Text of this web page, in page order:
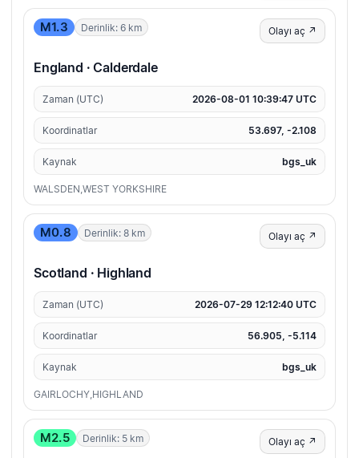
M1.3 Derinlik: 6 km Olayı aç ↗
England · Calderdale
Zaman (UTC) 2026-08-01 10:39:47 UTC
Koordinatlar 53.697, -2.108
Kaynak bgs_uk
WALSDEN,WEST YORKSHIRE
M0.8 Derinlik: 8 km Olayı aç ↗
Scotland · Highland
Zaman (UTC) 2026-07-29 12:12:40 UTC
Koordinatlar 56.905, -5.114
Kaynak bgs_uk
GAIRLOCHY,HIGHLAND
M2.5 Derinlik: 5 km Olayı aç ↗